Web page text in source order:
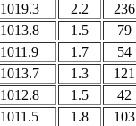
1019.3 2.2
236
1013.8 1.5
79
1011.9 1.7
54
1013.7 1.3
121
1012.8 1.5
42
1011.5 1.8
103